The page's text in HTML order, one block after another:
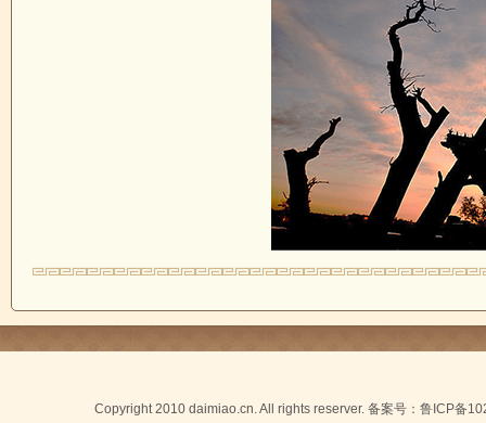
Copyright 2010 daimiao.cn. All rights reserver. 备案号： 鲁ICP备